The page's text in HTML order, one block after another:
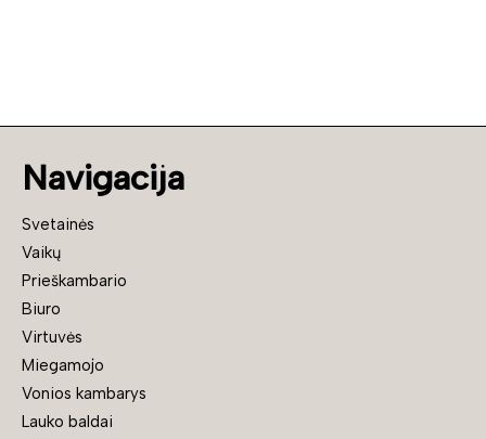
Navigacija
Svetainės
Vaikų
Prieškambario
Biuro
Virtuvės
Miegamojo
Vonios kambarys
Lauko baldai